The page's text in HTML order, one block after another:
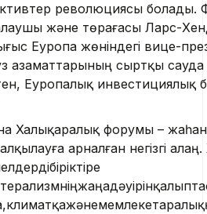
революциясы болады.
және төрағасы Ларс-
Еуропа жөніндегі вице-
азаматтарының сыртқы сауда
Еуропалық инвестициялық
Халықаралық форумы –
арналған негізгі